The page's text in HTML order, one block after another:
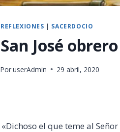
REFLEXIONES | SACERDOCIO
San José obrero
PoruserAdmin 29 abril, 2020
«Dichoso el que teme al